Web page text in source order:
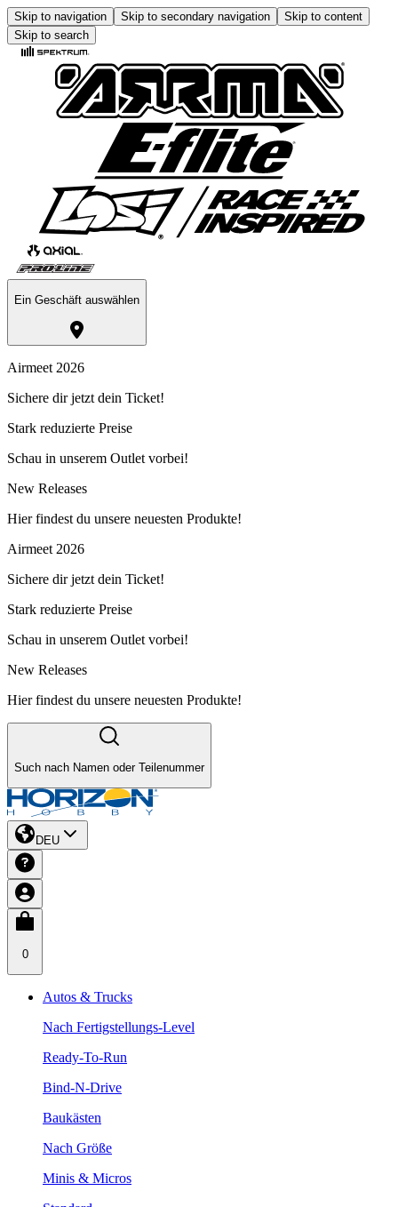
Skip to navigation Skip to secondary navigation
Skip to content
Skip to search
Ein Geschäft auswählen
Airmeet 2026
Sichere dir jetzt dein Ticket!
Stark reduzierte Preise
Schau in unserem Outlet vorbei!
New Releases
Hier findest du unsere neuesten Produkte!
Airmeet 2026
Sichere dir jetzt dein Ticket!
Stark reduzierte Preise
Schau in unserem Outlet vorbei!
New Releases
Hier findest du unsere neuesten Produkte!
Such nach Namen oder Teilenummer
DEU
0
Autos & Trucks
Nach Fertigstellungs-Level
Ready-To-Run
Bind-N-Drive
Baukästen
Nach Größe
Minis & Micros